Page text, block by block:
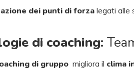
dei punti di forza legati alle
di coaching:
di gruppo migliora il clima